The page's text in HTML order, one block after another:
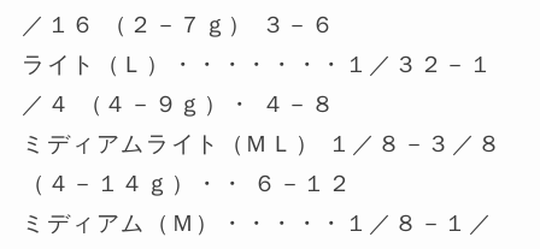
／１６ （２－７ｇ） ３－６
ライト（Ｌ）・・・・・・・１／３２－１
／４ （４－９ｇ）・ ４－８
ミディアムライト（ＭＬ） １／８－３／８
（４－１４ｇ）・・ ６－１２
ミディアム（Ｍ）・・・・・１／８－１／